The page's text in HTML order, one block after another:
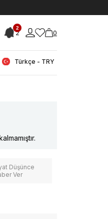
2
2 0
Türkçe - TRY
Sayfaya Dön
Düşünce
Ver